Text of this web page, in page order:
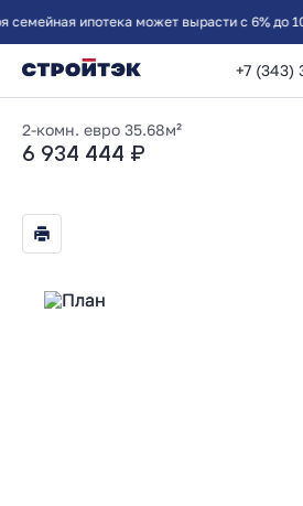
ипотека может вырасти с 6% до 10%
+7 (343)
1-
2-комн. евро 35.68м²
6 934 444 ₽